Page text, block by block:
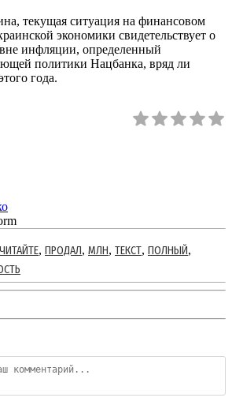
текущая ситуация на финансовом
экономики свидетельствует о
инфляции, определенный
политики Нацбанка, вряд ли
года.
ЧИТАЙТЕ, ПРОДАЛ, МЛН, ТЕКСТ, ПОЛНЫЙ,